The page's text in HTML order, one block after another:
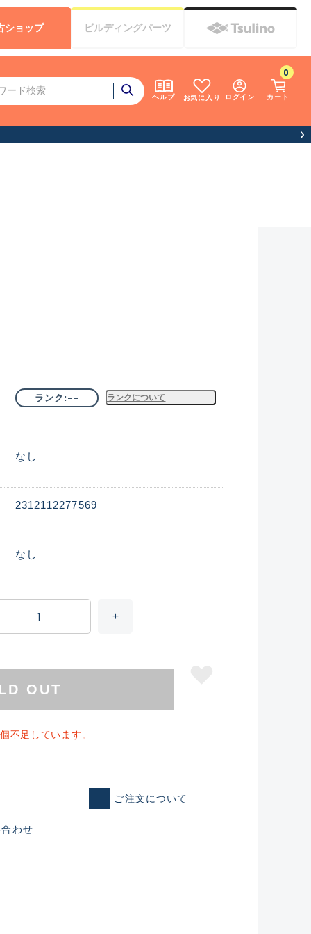
ヘルプ お気に入り ログイン カート
0
ショップ ビルディングパーツ
れた未使用
ランク -- ランクについて
なし
2312112277569
なし
OUT
不足しています。
ご注文について
わせ